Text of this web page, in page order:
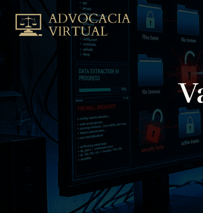
Vazamento
de
Dados
Advocacia
VirtualAdvocacia
Virtual